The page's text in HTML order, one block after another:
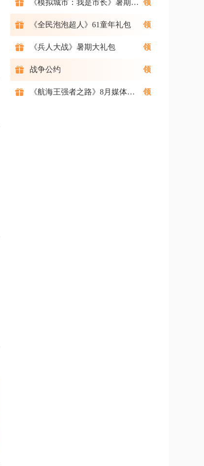
《模拟城市：我是市长》暑期礼包
《全民泡泡超人》61童年礼包
《兵人大战》暑期大礼包
战争公约
《航海王强者之路》8月媒体礼包